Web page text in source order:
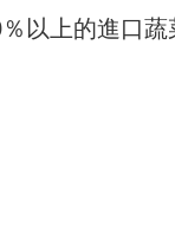
以上的進口